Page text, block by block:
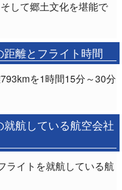
して郷土文化を堪能で
離とフライト時間
を1時間15分～30分
航している航空会社
ライトを就航している航